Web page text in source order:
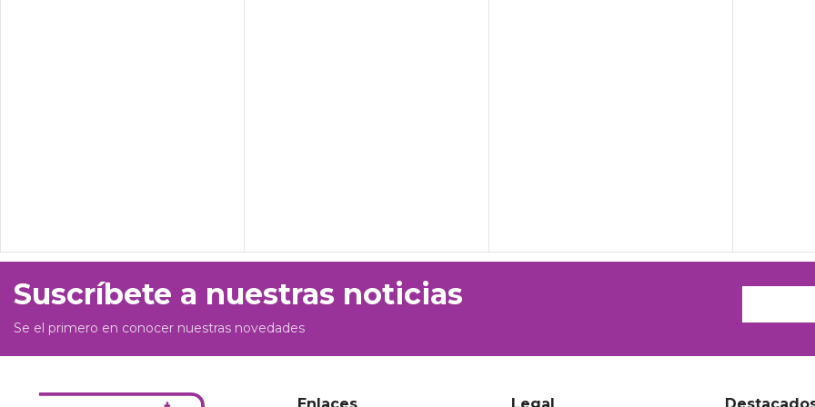
Suscríbete a nuestras noticias
Se el primero en conocer nuestras novedades